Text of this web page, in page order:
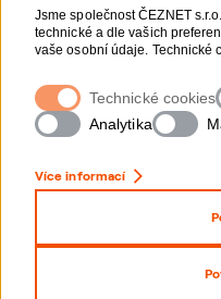
Jsme společnost ČEZNET
technické a dle vašich
vaše osobní údaje. Technické
webové stránky vašim
analytice. Pro sběr a
osobních údajů, nám můžete
právech, zpracování osobních
Technické cookies
Analytika
Více informací
Zanechte
ozveme zpět